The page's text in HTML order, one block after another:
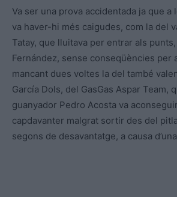
Va ser una prova accidentada ja que
va haver-hi més caigudes, com la del
Tatay, que lluitava per entrar als
Fernández, sense conseqüències per
mancant dues voltes la del també
García Dols, del GasGas Aspar Team,
guanyador Pedro Acosta va
capdavanter malgrat sortir des del
segons de desavantatge, a causa